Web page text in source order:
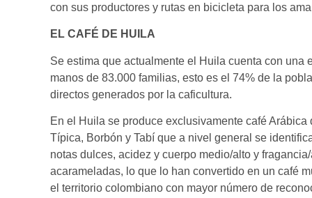
con sus productores y rutas en bicicleta para los
EL CAFÉ DE HUILA
Se estima que actualmente el Huila cuenta con una
manos de 83.000 familias, esto es el 74% de la
directos generados por la caficultura.
En el Huila se produce exclusivamente café
Típica, Borbón y Tabí que a nivel general se
notas dulces, acidez y cuerpo medio/alto y
acarameladas, lo que lo han convertido en un café
el territorio colombiano con mayor número de